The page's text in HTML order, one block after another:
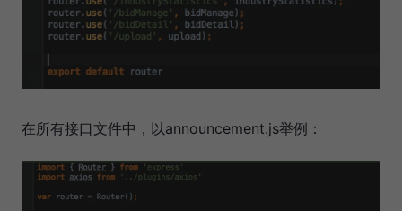
在所有接口文件中，以announcement.js举例：